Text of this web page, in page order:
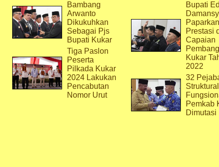
Bambang
Arwanto
Dikukuhkan
Sebagai Pjs
Bupati Kukar
Tiga Paslon
Peserta
Pilkada Kukar
2024 Lakukan
Pencabutan
Nomor Urut
Bupati
Paparkan
Prestasi
Capaian
Kukar
2022
32
Pemkab
Dimutasi